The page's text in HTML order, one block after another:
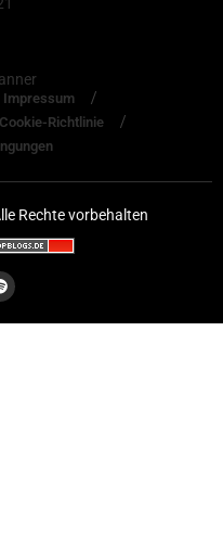
Impressum
Cookie-Richtlinie
Rechte vorbehalten